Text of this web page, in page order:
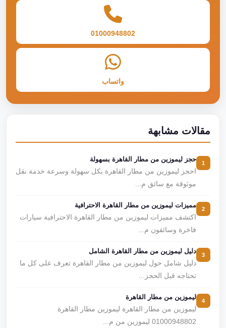
01000948802
واتساب
مقالات مشابهة
حجز ليموزين من مطار القاهرة بسهولة
احجز ليموزين من مطار القاهرة بكل سهولة وسرعة خدمة نقل
موثوقة مع سائق م...
مميزات ليموزين من مطار القاهرة الاحترافية
اكتشف مميزات ليموزين من مطار القاهرة الاحترافية سيارات
فاخرة وسائقون م...
دليل ليموزين من مطار القاهرة الشامل
دليل شامل حول ليموزين من مطار القاهرة تعرف على كل ما
تحتاجه قبل الحجز...
ليموزين من مطار القاهرة
ليموزين من مطار القاهرة ليموزين مطار القاهرة
01000948802 ليموزين من م...